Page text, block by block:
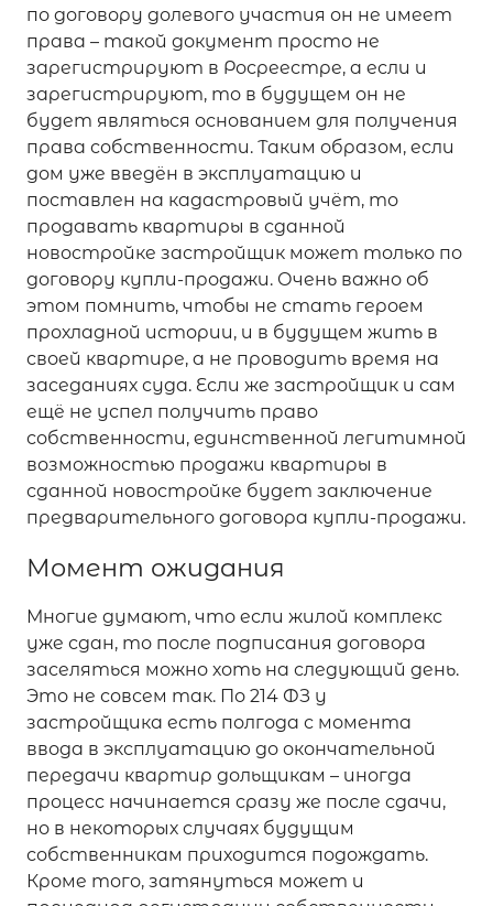
по договору долевого участия он не имеет
права – такой документ просто не
зарегистрируют в Росреестре, а если и
зарегистрируют, то в будущем он не
будет являться основанием для получения
права собственности. Таким образом, если
дом уже введён в эксплуатацию и
поставлен на кадастровый учёт, то
продавать квартиры в сданной
новостройке застройщик может только по
договору купли-продажи. Очень важно об
этом помнить, чтобы не стать героем
прохладной истории, и в будущем жить в
своей квартире, а не проводить время на
заседаниях суда. Если же застройщик и сам
ещё не успел получить право
собственности, единственной легитимной
возможностью продажи квартиры в
сданной новостройке будет заключение
предварительного договора купли-продажи.
Момент ожидания
Многие думают, что если жилой комплекс
уже сдан, то после подписания договора
заселяться можно хоть на следующий день.
Это не совсем так. По 214 ФЗ у
застройщика есть полгода с момента
ввода в эксплуатацию до окончательной
передачи квартир дольщикам – иногда
процесс начинается сразу же после сдачи,
но в некоторых случаях будущим
собственникам приходится подождать.
Кроме того, затянуться может и